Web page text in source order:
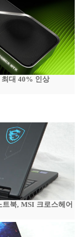
대 40% 인상
북, MSI 크로스헤어